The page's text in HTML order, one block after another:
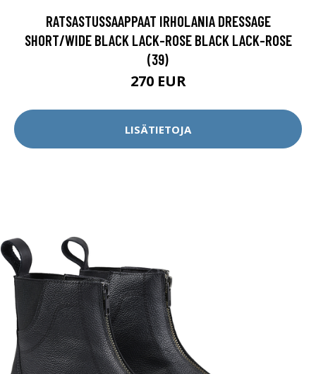
RATSASTUSSAAPPAAT IRHOLANIA DRESSAGE
SHORT/WIDE BLACK LACK-ROSE BLACK LACK-ROSE
(39)
270 EUR
LISÄTIETOJA